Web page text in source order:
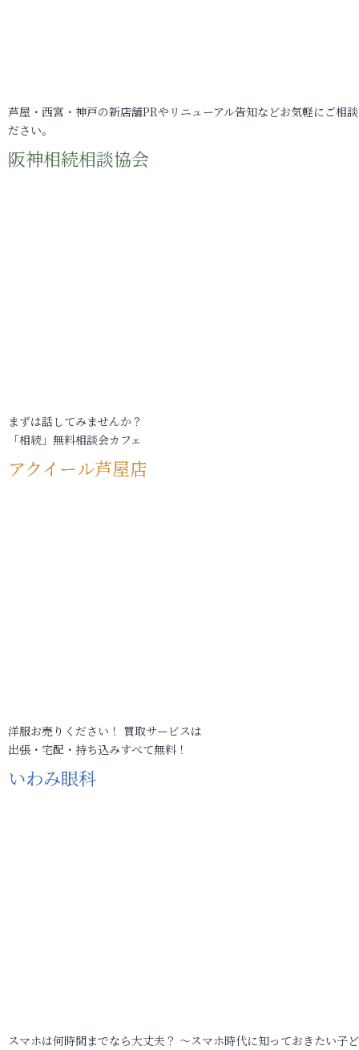
芦屋・西宮・神戸の新店舗PRやリニューアル告知などお気軽にご相
ださい。
阪神相続相談協会
まずは話してみませんか？
「相続」無料相談会カフェ
アクイール芦屋店
洋服お売りください！ 買取サービスは
出張・宅配・持ち込みすべて無料！
いわみ眼科
スマホは何時間までなら大丈夫？ ～スマホ時代に知っておきたい子